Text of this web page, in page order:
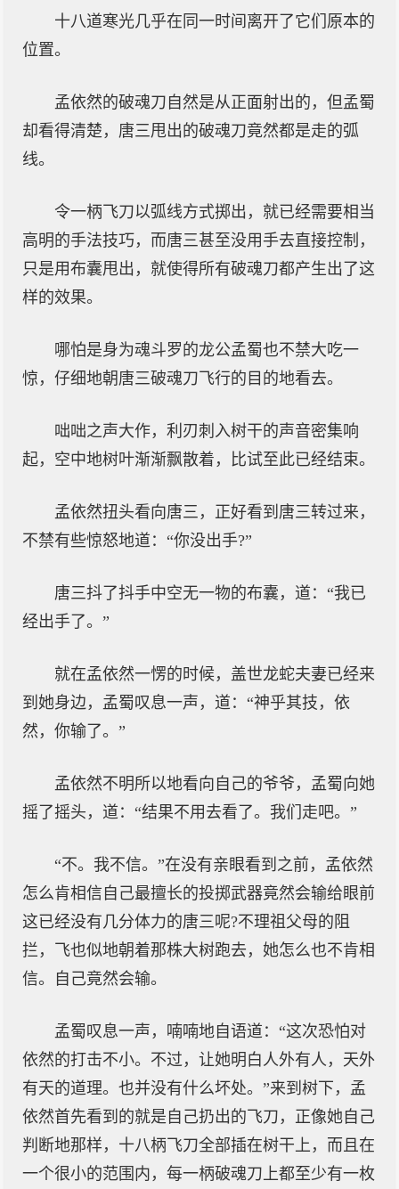
十八道寒光几乎在同一时间离开了它们原本的
位置。
孟依然的破魂刀自然是从正面射出的，但孟蜀
却看得清楚，唐三甩出的破魂刀竟然都是走的弧
线。
令一柄飞刀以弧线方式掷出，就已经需要相当
高明的手法技巧，而唐三甚至没用手去直接控制，
只是用布囊甩出，就使得所有破魂刀都产生出了这
样的效果。
哪怕是身为魂斗罗的龙公孟蜀也不禁大吃一
惊，仔细地朝唐三破魂刀飞行的目的地看去。
咄咄之声大作，利刃刺入树干的声音密集响
起，空中地树叶渐渐飘散着，比试至此已经结束。
孟依然扭头看向唐三，正好看到唐三转过来，
不禁有些惊怒地道：“你没出手?”
唐三抖了抖手中空无一物的布囊，道：“我已
经出手了。”
就在孟依然一愣的时候，盖世龙蛇夫妻已经来
到她身边，孟蜀叹息一声，道：“神乎其技，依
然，你输了。”
孟依然不明所以地看向自己的爷爷，孟蜀向她
摇了摇头，道：“结果不用去看了。我们走吧。”
“不。我不信。”在没有亲眼看到之前，孟依然
怎么肯相信自己最擅长的投掷武器竟然会输给眼前
这已经没有几分体力的唐三呢?不理祖父母的阻
拦，飞也似地朝着那株大树跑去，她怎么也不肯相
信。自己竟然会输。
孟蜀叹息一声，喃喃地自语道：“这次恐怕对
依然的打击不小。不过，让她明白人外有人，天外
有天的道理。也并没有什么坏处。”来到树下，孟
依然首先看到的就是自己扔出的飞刀，正像她自己
判断地那样，十八柄飞刀全部插在树干上，而且在
一个很小的范围内，每一柄破魂刀上都至少有一枚